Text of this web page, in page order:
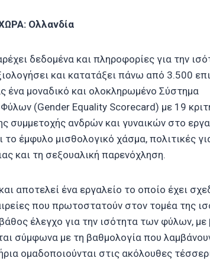
Ολλανδία
δεδομένα και πληροφορίες για την
και κατατάξει πάνω από 3.500
ένα μοναδικό και ολοκληρωμένο Σύστημα
(Gender Equality Scorecard) με 19
συμμετοχής ανδρών και γυναικών στο
το έμφυλο μισθολογικό χάσμα, πολιτικές
και τη σεξουαλική παρενόχληση.
αποτελεί ένα εργαλείο το οποίο έχει
που πρωτοστατούν στον τομέα της
έλεγχο για την ισότητα των φύλων, με
σύμφωνα με τη βαθμολογία που
ομαδοποιούνται στις ακόλουθες